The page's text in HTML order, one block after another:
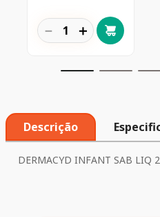
＋
－
Descrição
DERMACYD INFANT SAB LIQ